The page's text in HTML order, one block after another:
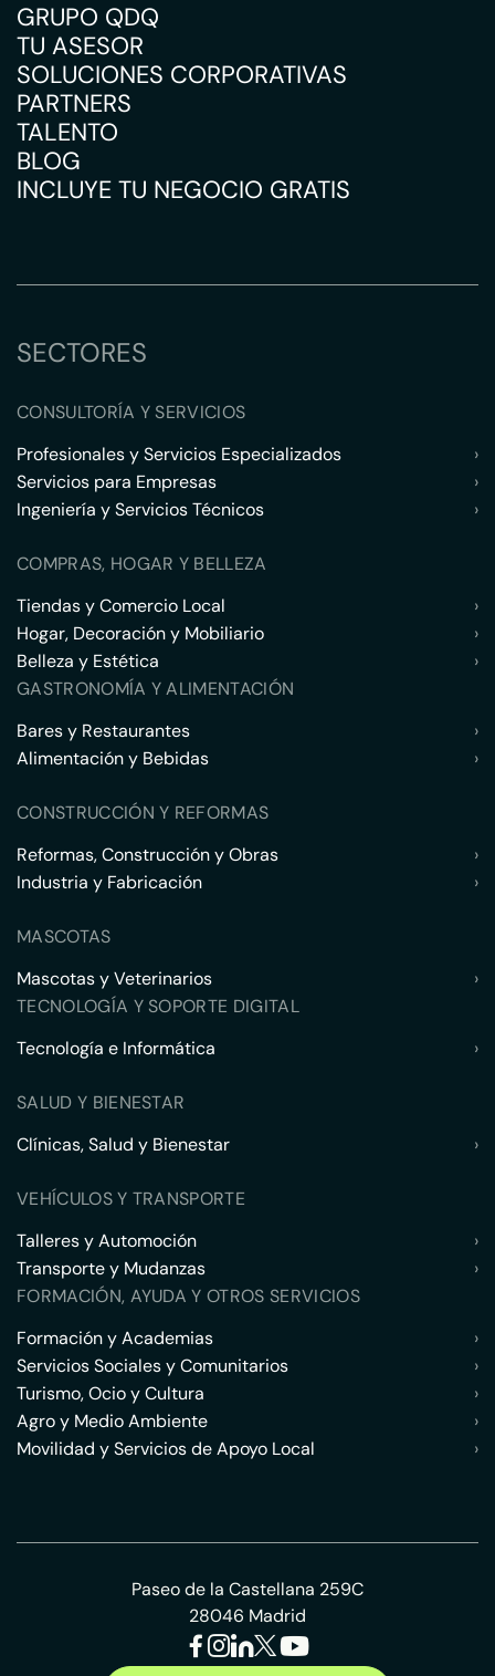
GRUPO QDQ
TU ASESOR
SOLUCIONES CORPORATIVAS
PARTNERS
TALENTO
BLOG
INCLUYE TU NEGOCIO GRATIS
SECTORES
CONSULTORÍA Y SERVICIOS
Profesionales y Servicios Especializados
›
Servicios para Empresas
›
Ingeniería y Servicios Técnicos
›
COMPRAS, HOGAR Y BELLEZA
Tiendas y Comercio Local
›
Hogar, Decoración y Mobiliario
›
Belleza y Estética
›
GASTRONOMÍA Y ALIMENTACIÓN
Bares y Restaurantes
›
Alimentación y Bebidas
›
CONSTRUCCIÓN Y REFORMAS
Reformas, Construcción y Obras
›
Industria y Fabricación
›
MASCOTAS
Mascotas y Veterinarios
›
TECNOLOGÍA Y SOPORTE DIGITAL
Tecnología e Informática
›
SALUD Y BIENESTAR
Clínicas, Salud y Bienestar
›
VEHÍCULOS Y TRANSPORTE
Talleres y Automoción
›
Transporte y Mudanzas
›
FORMACIÓN, AYUDA Y OTROS SERVICIOS
Formación y Academias
›
Servicios Sociales y Comunitarios
›
Turismo, Ocio y Cultura
›
Agro y Medio Ambiente
›
Movilidad y Servicios de Apoyo Local
›
Paseo de la Castellana 259C
28046 Madrid